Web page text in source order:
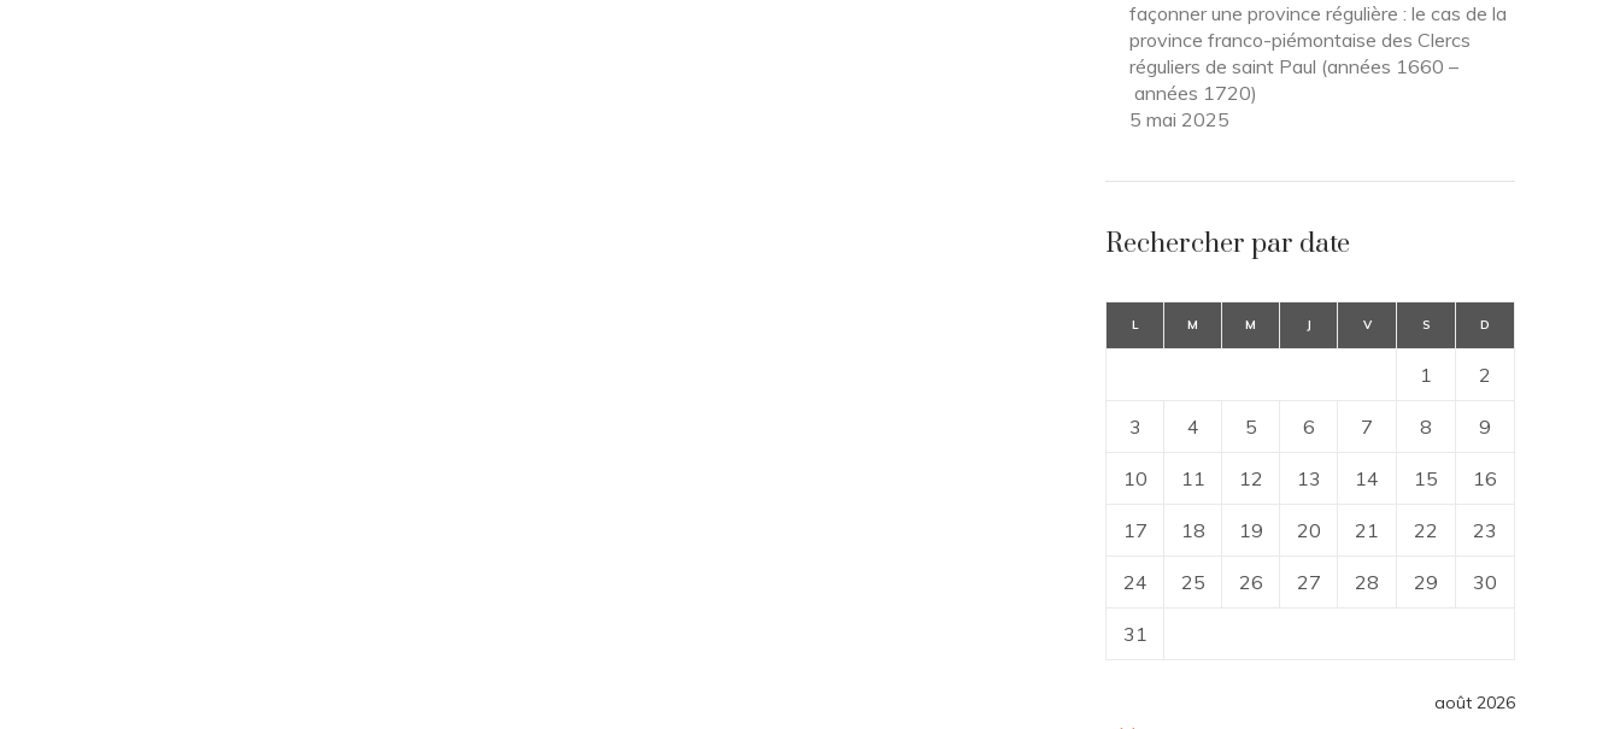
façonner une province régulière : le cas de la
province franco-piémontaise des Clercs
réguliers de saint Paul (années 1660 –
années 1720)
5 mai 2025
Rechercher par date
août 2026
L M M J V S D
1 2
3 4 5 6 7 8 9
10 11 12 13 14 15 16
17 18 19 20 21 22 23
24 25 26 27 28 29 30
31